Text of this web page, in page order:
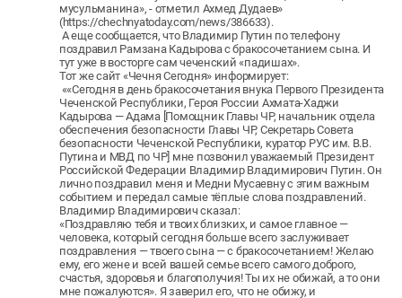
мусульманина», - отметил Ахмед Дудаев»
(https://chechnyatoday.com/news/386633).
А еще сообщается, что Владимир Путин по телефону
поздравил Рамзана Кадырова с бракосочетанием сына. И
тут уже в восторге сам чеченский «падишах».
Тот же сайт «Чечня Сегодня» информирует:
««Сегодня в день бракосочетания внука Первого Президента
Чеченской Республики, Героя России Ахмата-Хаджи
Кадырова — Адама [Помощник Главы ЧР, начальник отдела
обеспечения безопасности Главы ЧР, Секретарь Совета
безопасности Чеченской Республики, куратор РУС им. В.В.
Путина и МВД по ЧР] мне позвонил уважаемый Президент
Российской Федерации Владимир Владимирович Путин. Он
лично поздравил меня и Медни Мусаевну с этим важным
событием и передал самые тёплые слова поздравлений.
Владимир Владимирович сказал:
«Поздравляю тебя и твоих близких, и самое главное —
человека, который сегодня больше всего заслуживает
поздравления — твоего сына — с бракосочетанием! Желаю
ему, его жене и всей вашей семье всего самого доброго,
счастья, здоровья и благополучия! Ты их не обижай, а то они
мне пожалуются». Я заверил его, что не обижу, и